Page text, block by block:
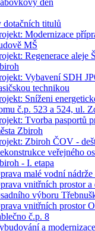
den
dotačních titulů
Modernizace
MŠ
Regenerace aleje
Vybavení SDH
technikou
Sníženi
č.p. 523 a 524, ul.
Tvorba pasportů
Zbiroh
Zbiroh ČOV -
veřejného
- I. etapa
malé vodní nádrže
vnitřních prostor
výboru
vnitřních prostor
č.p. 8
a